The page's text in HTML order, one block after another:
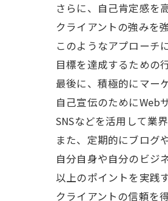
さらに、自己肯定感を
クライアントの強みを
このようなアプローチ
目標を達成するための
最後に、積極的にマー
自己宣伝のためにWeb
SNSなどを活用して業
また、定期的にブログ
自分自身や自分のビジ
以上のポイントを実践
クライアントの信頼を